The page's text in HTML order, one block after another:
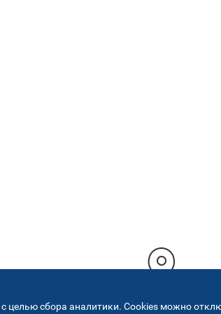
с целью сбора аналитики. Cookies можно